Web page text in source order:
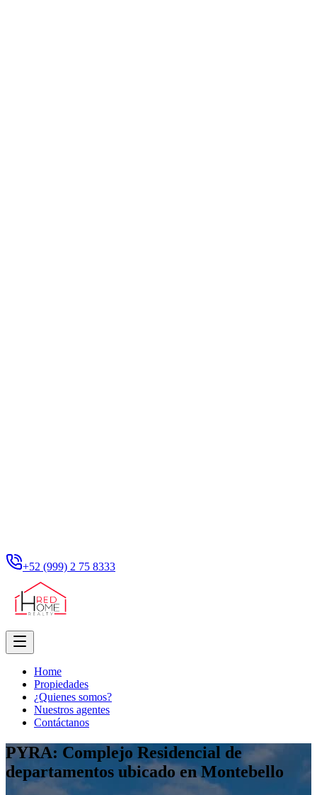
+52 (999) 2 75 8333
Home
Propiedades
¿Quienes somos?
Nuestros agentes
Contáctanos
PYRA: Complejo Residencial de
departamentos ubicado en Montebello